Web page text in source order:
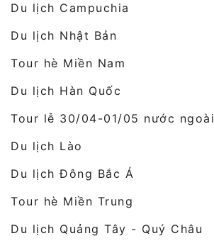
Du lịch Campuchia
Du lịch Nhật Bản
Tour hè Miền Nam
Du lịch Hàn Quốc
Tour lễ 30/04-01/05 nước ngoài
Du lịch Lào
Du lịch Đông Bắc Á
Tour hè Miền Trung
Du lịch Quảng Tây - Quý Châu